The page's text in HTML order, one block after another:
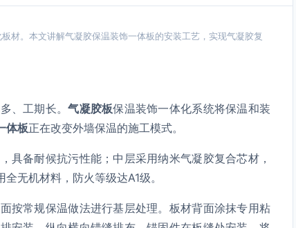
材。本文讲解气凝胶保温装饰一体板的安装工艺，实现气凝胶复
、工期长。气凝胶板保温装饰一体化系统将保温和装
体板正在改变外墙保温的施工模式。
具备耐候抗污性能；中层采用纳米气凝胶复合芯材，
无机材料，防火等级达A1级。
按常规保温做法进行基层处理。板材背面涂抹专用粘